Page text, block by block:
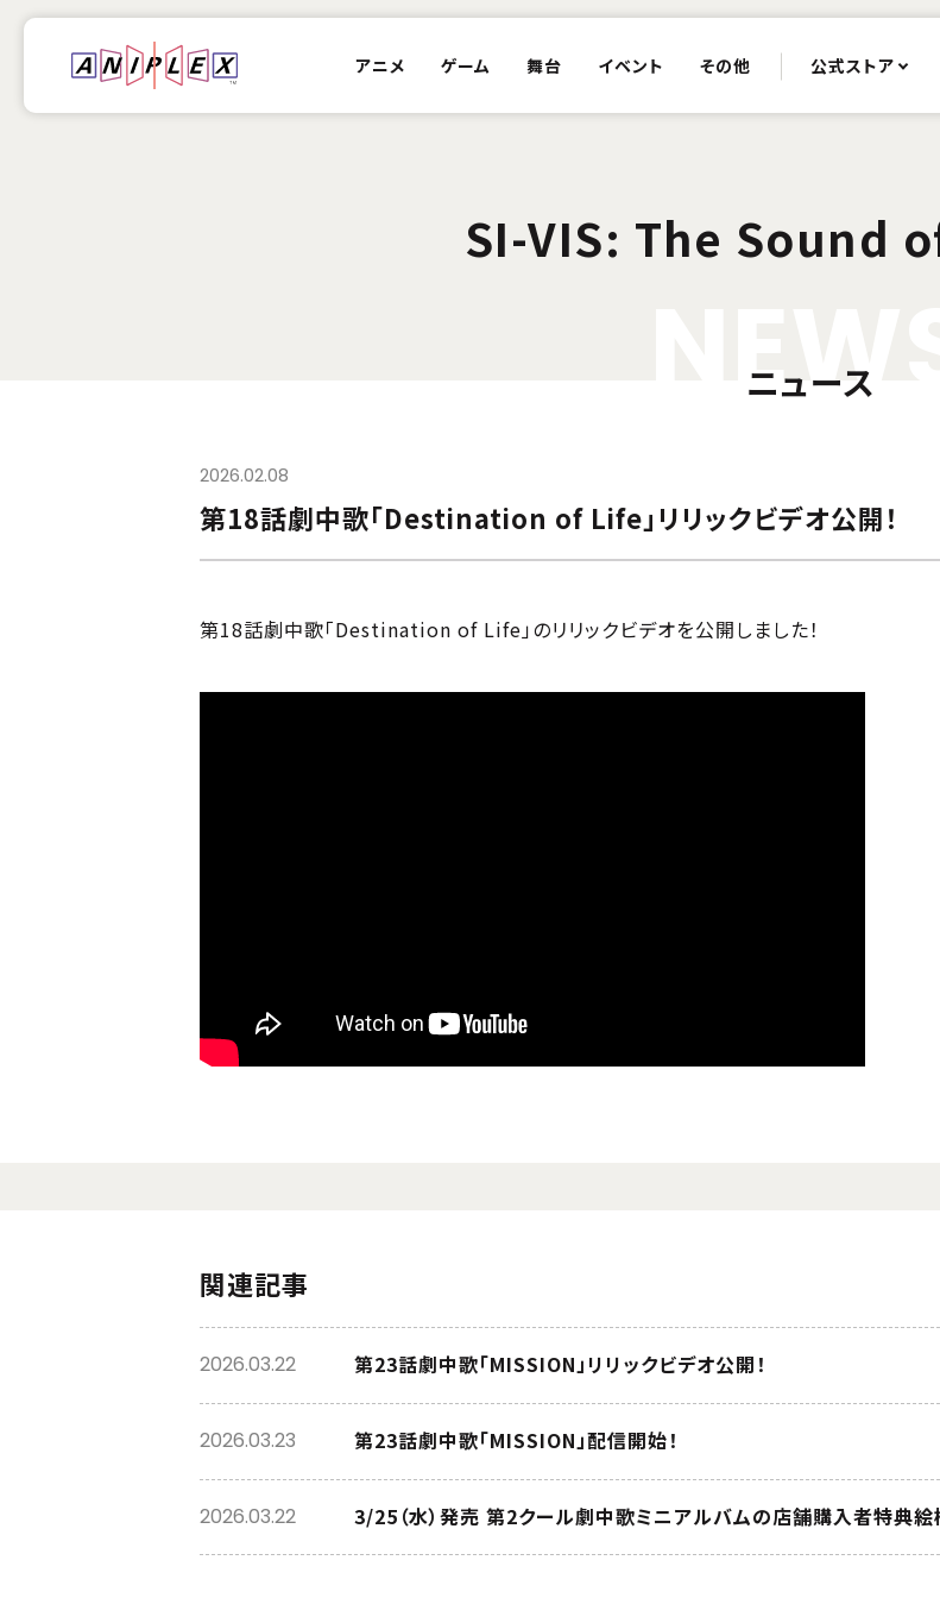
アニメ ゲーム 舞台 イベント その他 公式ストア
SI-VIS: The Sound
EW
ニュース
2026.02.08
第18話劇中歌「Destination of Life」リリックビデオ公開！
第18話劇中歌「Destination of Life」のリリックビデオを公開しました！
関連記事
第23話劇中歌「MISSION」リリックビデオ公開！
2026.03.22
第23話劇中歌「MISSION」配信開始！
2026.03.23
3/25（水）発売 第2クール劇中歌ミニアルバムの店舗購入者特典絵
2026.03.22